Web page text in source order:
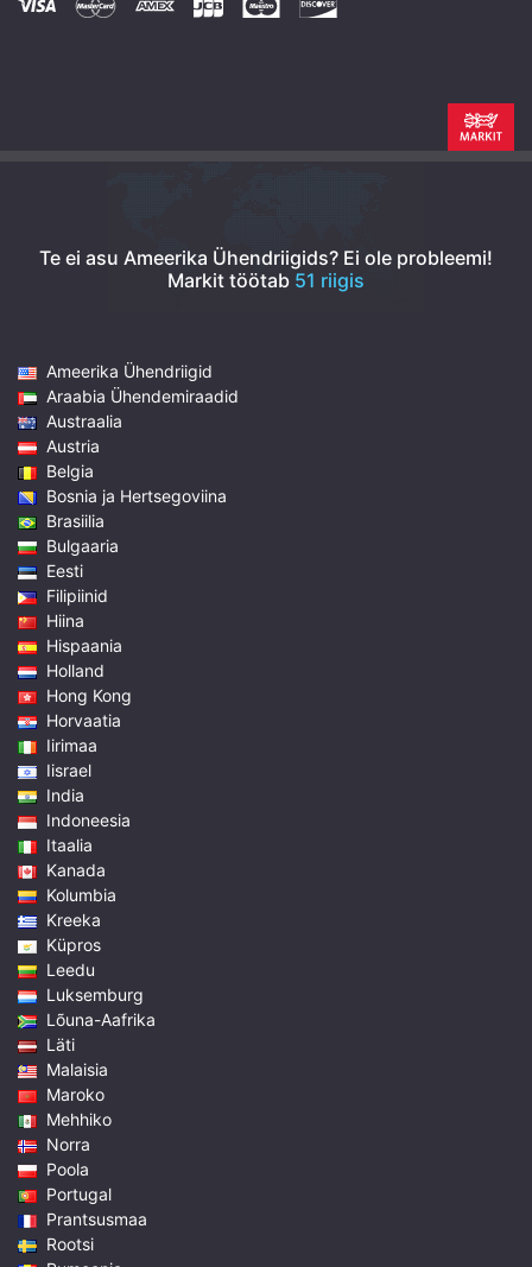
Te ei asu Ameerika Ühendriigids? Ei ole probleemi!
Markit töötab 51 riigis
Ameerika Ühendriigid
Araabia Ühendemiraadid
Austraalia
Austria
Belgia
Bosnia ja Hertsegoviina
Brasiilia
Bulgaaria
Eesti
Filipiinid
Hiina
Hispaania
Holland
Hong Kong
Horvaatia
Iirimaa
Iisrael
India
Indoneesia
Itaalia
Kanada
Kolumbia
Kreeka
Küpros
Leedu
Luksemburg
Lõuna-Aafrika
Läti
Malaisia
Maroko
Mehhiko
Norra
Poola
Portugal
Prantsusmaa
Rootsi